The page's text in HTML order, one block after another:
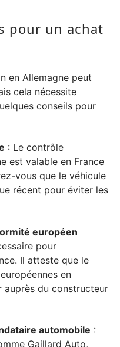
pour un achat
en Allemagne peut
cela nécessite
conseils pour
: Le contrôle
est valable en France
vous que le véhicule
récent pour éviter les
européen
pour
Il atteste que le
en
auprès du constructeur
automobile :
Gaillard Auto,